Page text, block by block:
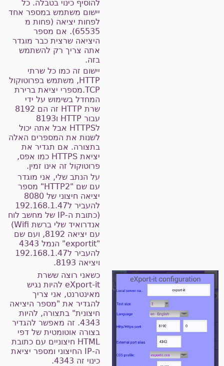
להוסיף כינוי בטבלה. כל
יישום משתמש במספר אחד
לפחות יציאה (פחות מ
65535). אם מספר
היציאה שרצית כבר מוגדר
אתה צריך רק להשתמש
בזה.
יישום זה כמו כל שרתי
HTTP, משתמש בפרוטוקול
TCP.מספרי יציאת ברירת
המחדל בשימוש על ידי
שרת HTTP זה הם 8192
עבור HTTP ו8193
לHTTPS אבל אתה יכול
לשנות את המספרים האלה
בתצורה. אם תגדיר את
יציאת HTTPS כמו אפס,
פרוטוקול זה אינו זמין.
על הנתב שלי, אני מוגדר
עם שם "HTTP2" מספר
יציאה חיצוני של 8080
להעביר ל192.168.1.47
(כתובת ה-IP של מחשב לוח
אנדרואיד שלי ברשת Wifi)
עם יציאה 8192, ועם שם
"exportit" הנמל 4343
להעביר ל192.168.1.47
ויציאה 8193.
כשאני רוצה ששרת
eXport-it להיות נגיש
מאינטרנט, אני צריך
להגדיר את "מספר היציאה
חיצונית" בתצורה, להיות
4343. זה מאפשר להגדיר
בצורה אוטומטית של דפי
HTML חיצוניים עם כתובת
ה-IP החיצוני ומספר יציאת
כינוי זה 4343.